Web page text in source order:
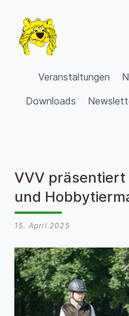
VVV Burgdorf
Veranstaltungen
Downloads
VVV
und
15. April 2025